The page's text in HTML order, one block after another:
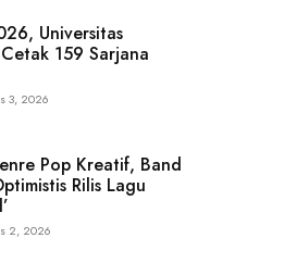
Universitas
159 Sarjana
3, 2026
Pop Kreatif, Band
Rilis Lagu
2, 2026